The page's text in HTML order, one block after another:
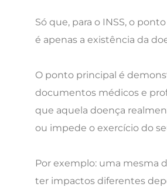
Só que, para o INSS, o
é apenas a existência da
O ponto principal é
documentos médicos e
que aquela doença
ou impede o exercício do
Por exemplo: uma mesma
ter impactos diferentes